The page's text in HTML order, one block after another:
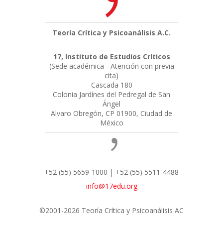
Teoría Crítica y Psicoanálisis A.C.
17, Instituto de Estudios Críticos
(Sede académica - Atención con previa
cita)
Cascada 180
Colonia Jardínes del Pedregal de San
Ángel
Alvaro Obregón, CP 01900, Ciudad de
México
+52 (55) 5659-1000 | +52 (55) 5511-4488
info@17edu.org
©2001-2026 Teoría Crítica y Psicoanálisis AC